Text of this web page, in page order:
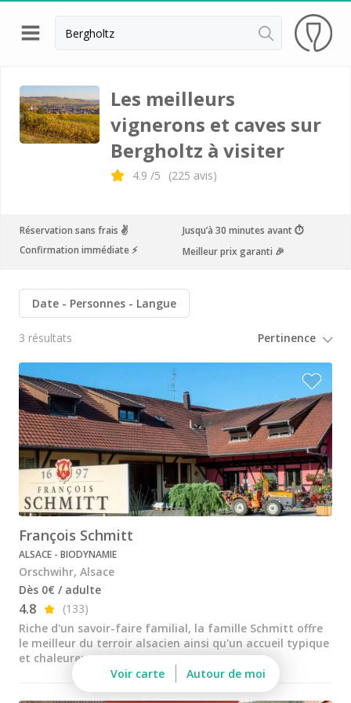
Retour
Visite cave & dégustation vin Colmar
Distilleries Alsace
Visite cave & dégustation vin Strasbourg
Cave des Hospices de Strasbourg
Domaine Jean Sipp
Domaine Paul Blanck
Dopff au Moulin
Famille Hugel
Cadeau dégustation vin Alsace
Carte Cadeau
Cours d'oenologie Alsace
Cours d'oenologie Colmar
Cours d'oenologie Strasbourg
Tous les cours d'oenologie
Visite cave & dégustation vin Alsace
Visite cave & dégustation vin Beaujolais
Visite chateau & dégustation vin Bordeaux
Visite cave & dégustation vin Bourgogne
Les meilleurs
vignerons et caves sur
Bergholtz à visiter
4.9 /5 (225 avis)
Réservation sans frais ✌️
Jusqu’à 30 minutes avant ⏱
Confirmation immédiate ⚡️
Meilleur prix garanti 🎉
Date Personnes Langue
3 résultats
François Schmitt
ALSACE - BIODYNAMIE
Orschwihr, Alsace
Dès 0€ / adulte
4.8
(133)
Riche d'un savoir-faire familial, la famille Schmitt offre
le meilleur du terroir alsacien ainsi qu'un accueil typique
et chaleureux.
Voir carte
Autour de moi